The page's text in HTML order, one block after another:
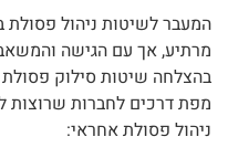
המעבר לשיטות ניהול פסולת
מרתיע, אך עם הגישה
בהצלחה שיטות סילוק
מפת דרכים לחברות שרוצות
ניהול פסולת אחראי: